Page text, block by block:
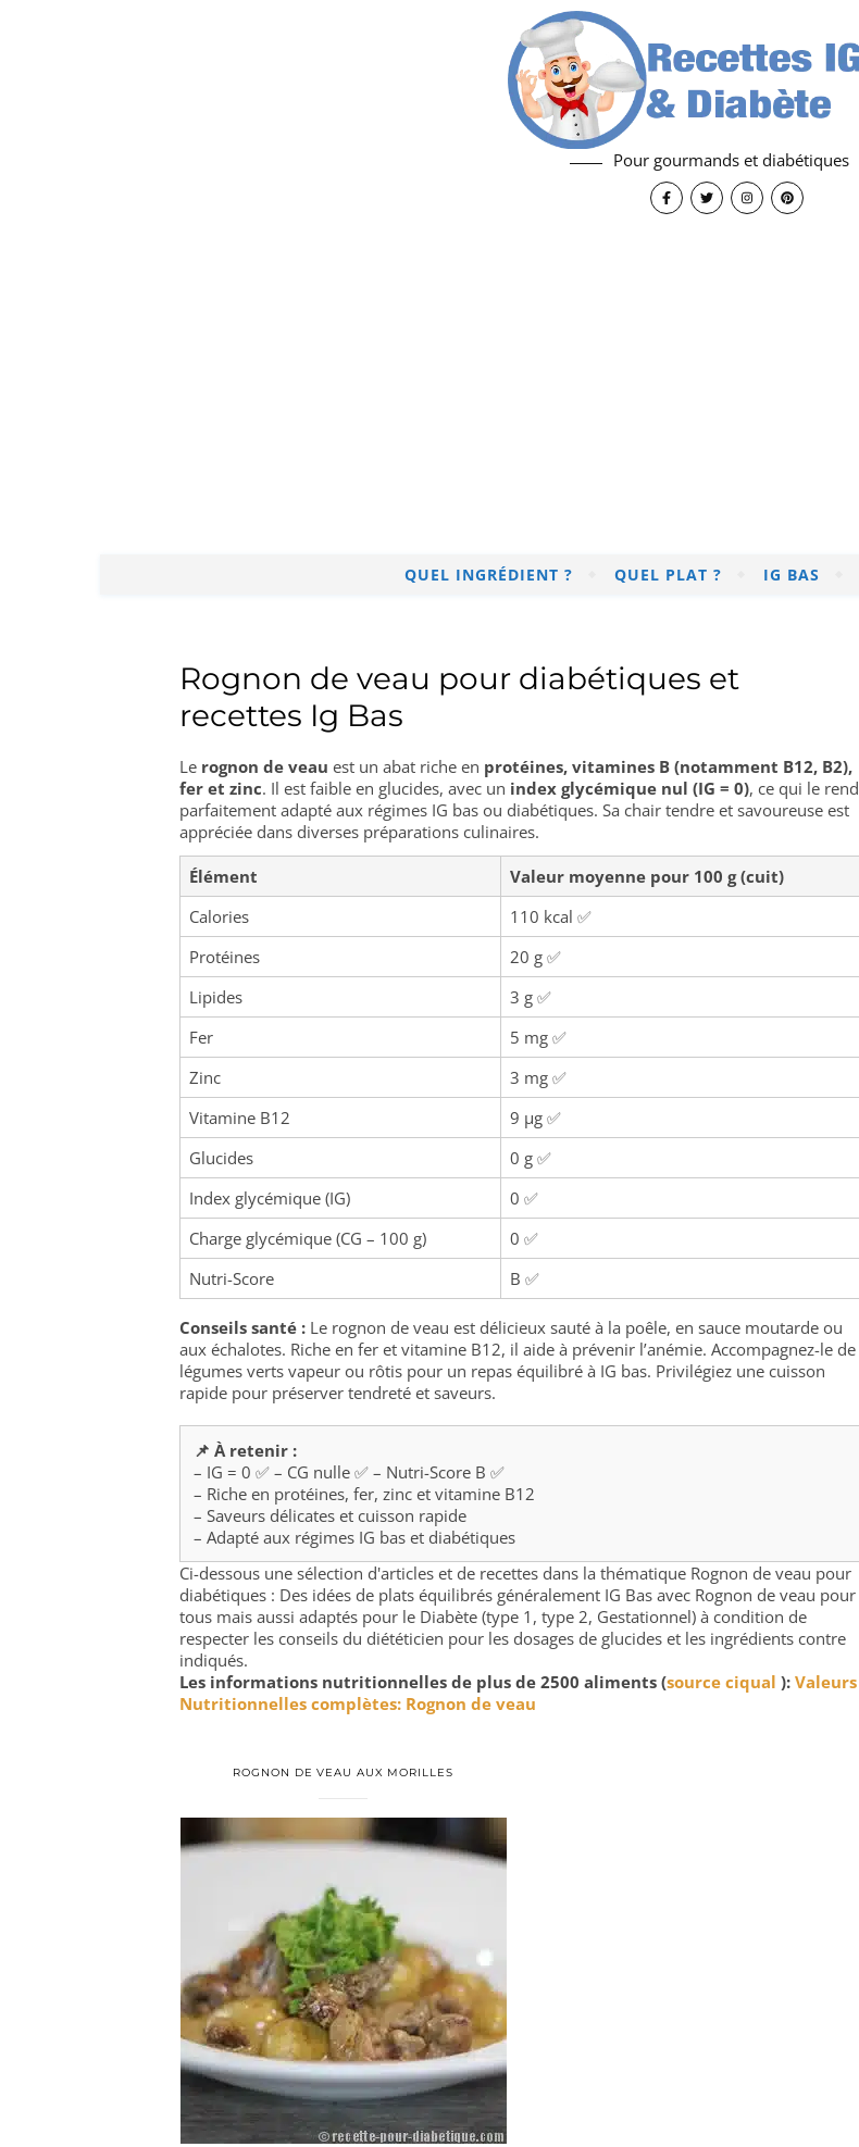
Pour gourmands et diabétiques
QUEL INGRÉDIENT ? QUEL PLAT ? IG BAS
Rognon de veau pour diabétiques et
recettes Ig Bas
Le rognon de veau est un abat riche en protéines, vitamines B (notamment B12, B2),
fer et zinc. Il est faible en glucides, avec un index glycémique nul (IG = 0), ce qui le rend
parfaitement adapté aux régimes IG bas ou diabétiques. Sa chair tendre et savoureuse est
appréciée dans diverses préparations culinaires.
Élément
Valeur moyenne pour 100 g (cuit)
Calories
110 kcal ✅
Protéines
20 g ✅
Lipides
3 g ✅
Fer
5 mg ✅
Zinc
3 mg ✅
Vitamine B12
9 µg ✅
Glucides
0 g ✅
Index glycémique (IG)
0 ✅
Charge glycémique (CG – 100 g)
0 ✅
Nutri-Score
B ✅
Conseils santé : Le rognon de veau est délicieux sauté à la poêle, en sauce moutarde ou
aux échalotes. Riche en fer et vitamine B12, il aide à prévenir l’anémie. Accompagnez-le de
légumes verts vapeur ou rôtis pour un repas équilibré à IG bas. Privilégiez une cuisson
rapide pour préserver tendreté et saveurs.
📌 À retenir :
– IG = 0 ✅ – CG nulle ✅ – Nutri-Score B ✅
– Riche en protéines, fer, zinc et vitamine B12
– Saveurs délicates et cuisson rapide
– Adapté aux régimes IG bas et diabétiques
Ci-dessous une sélection d'articles et de recettes dans la thématique Rognon de veau pour
diabétiques : Des idées de plats équilibrés généralement IG Bas avec Rognon de veau pour
tous mais aussi adaptés pour le Diabète (type 1, type 2, Gestationnel) à condition de
respecter les conseils du diététicien pour les dosages de glucides et les ingrédients contre
indiqués.
Les informations nutritionnelles de plus de 2500 aliments (source ciqual ): Valeurs
Nutritionnelles complètes: Rognon de veau
ROGNON DE VEAU AUX MORILLES